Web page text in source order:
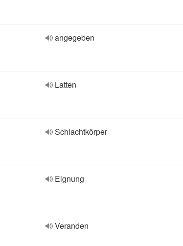
angegeben
Latten
Schlachtkörper
Eignung
Veranden